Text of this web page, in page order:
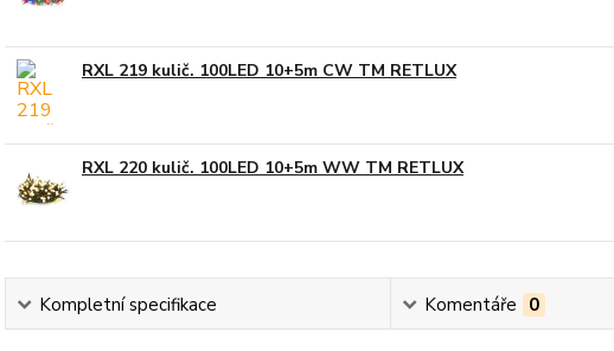
RXL 219 kulič. 100LED 10+5m CW TM RETLUX
RXL 220 kulič. 100LED 10+5m WW TM RETLUX
Kompletní specifikace Komentáře 0